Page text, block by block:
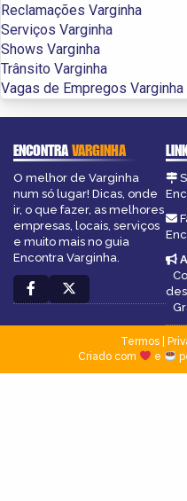
Reclamações Varginha
Serviços Varginha
Shows Varginha
Trânsito Varginha
Vagas de Empregos Varginha
ENCONTRAVARGINHA
O melhor de Varginha
num só lugar! Dicas, onde
ir, o que fazer, as melhores
empresas, locais, serviços
e muito mais no guia
Encontra Varginha.
Termos|
Criado com
e